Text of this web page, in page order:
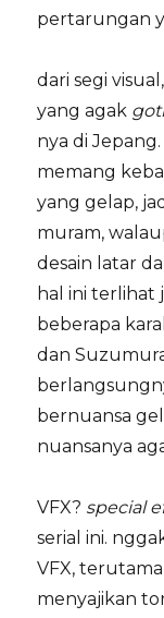
pertarungan
dari segi
yang agak
nya di
memang
yang gelap,
muram,
desain latar
hal ini terlihat
beberapa
dan
bernuansa
nuansanya
VFX? special
serial ini.
VFX,
menyajikan